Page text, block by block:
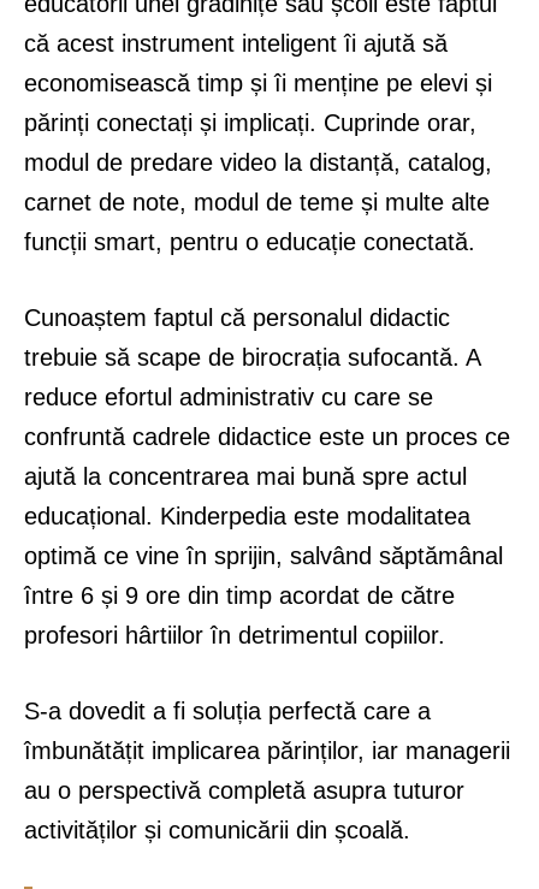
că acest instrument inteligent îi ajută să
economisească timp și îi menține pe elevi și
părinți conectați și implicați. Cuprinde orar,
modul de predare video la distanță, catalog,
carnet de note, modul de teme și multe alte
funcții smart, pentru o educație conectată.
Cunoaștem faptul că personalul didactic
trebuie să scape de birocrația sufocantă. A
reduce efortul administrativ cu care se
confruntă cadrele didactice este un proces ce
ajută la concentrarea mai bună spre actul
educațional. Kinderpedia este modalitatea
optimă ce vine în sprijin, salvând săptămânal
între 6 și 9 ore din timp acordat de către
profesori hârtiilor în detrimentul copiilor.
S-a dovedit a fi soluția perfectă care a
îmbunătățit implicarea părinților, iar managerii
au o perspectivă completă asupra tuturor
activităților și comunicării din școală.